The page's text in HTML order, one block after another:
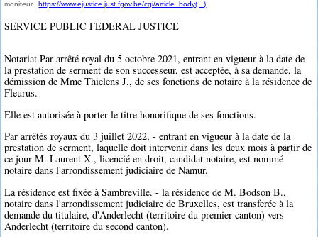
moniteur https://www.ejustice.just.fgov.be/cgi/article_body(...)
SERVICE PUBLIC FEDERAL JUSTICE
Notariat Par arrêté royal du 5 octobre 2021, entrant en vigueur à la date de
la prestation de serment de son successeur, est acceptée, à sa demande, la
démission de Mme Thielens J., de ses fonctions de notaire à la résidence de
Fleurus.
Elle est autorisée à porter le titre honorifique de ses fonctions.
Par arrêtés royaux du 3 juillet 2022, - entrant en vigueur à la date de la
prestation de serment, laquelle doit intervenir dans les deux mois à partir de
ce jour M. Laurent X., licencié en droit, candidat notaire, est nommé
notaire dans l'arrondissement judiciaire de Namur.
La résidence est fixée à Sambreville. - la résidence de M. Bodson B.,
notaire dans l'arrondissement judiciaire de Bruxelles, est transferée à la
demande du titulaire, d'Anderlecht (territoire du premier canton) vers
Anderlecht (territoire du second canton).